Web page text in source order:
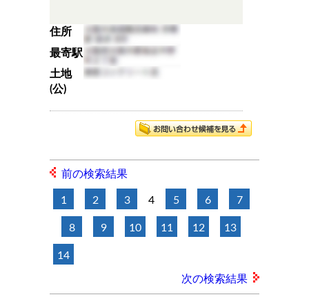
住所
最寄駅
土地
(公)
前の検索結果
1 2 3 4 5 6 7
8 9 10 11 12 13
14
次の検索結果